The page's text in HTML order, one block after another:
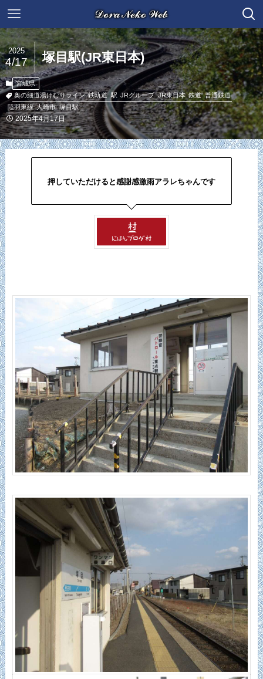
塚目駅(JR東日本)
2025
4/17
宮城県
奥の細道湯けむりライン 鉄軌道 駅 JRグループ JR東日本 鉄道 普通鉄道
陸羽東線 大崎市 塚目駅
2025年4月17日
押していただけると感謝感激雨アラレちゃんです